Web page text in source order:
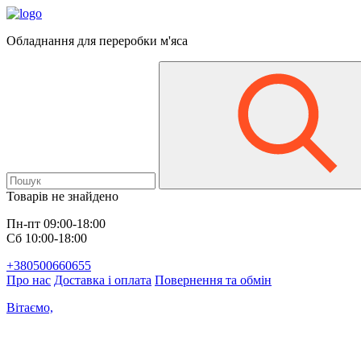
Обладнання для переробки м'яса
Товарів не знайдено
Пн-пт 09:00-18:00
Сб 10:00-18:00
+380500660655
Про нас Доставка і оплата Повернення та обмін
Вітаємо,